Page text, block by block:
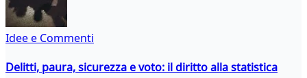
Idee e Commenti
Delitti, paura, sicurezza e voto: il diritto alla statistica